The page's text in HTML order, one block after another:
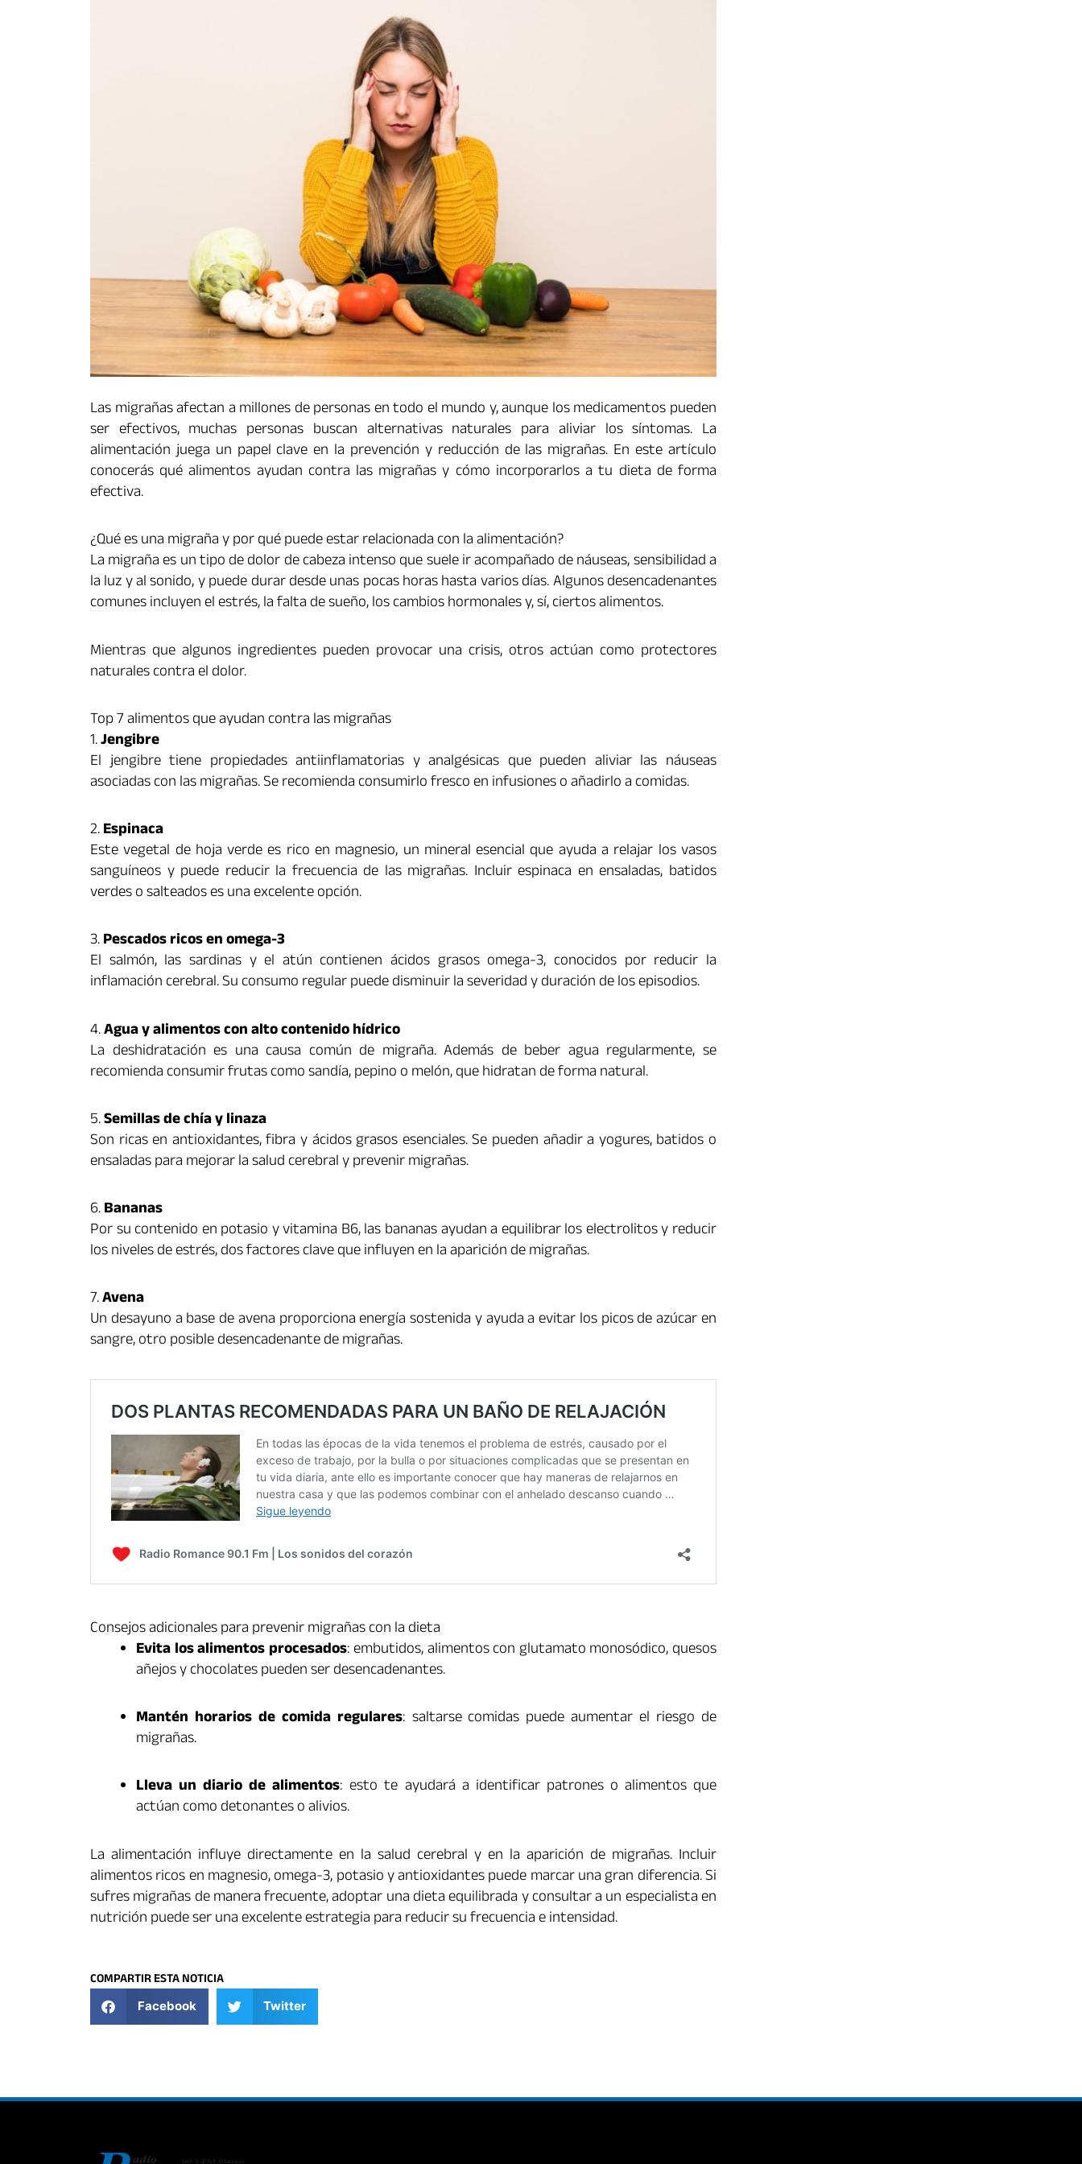
Las migrañas afectan a millones de personas en todo el mundo y, aunque los medicamentos pueden
ser efectivos, muchas personas buscan alternativas naturales para aliviar los síntomas. La
alimentación juega un papel clave en la prevención y reducción de las migrañas. En este artículo
conocerás qué alimentos ayudan contra las migrañas y cómo incorporarlos a tu dieta de forma
efectiva.
¿Qué es una migraña y por qué puede estar relacionada con la alimentación?
La migraña es un tipo de dolor de cabeza intenso que suele ir acompañado de náuseas, sensibilidad a
la luz y al sonido, y puede durar desde unas pocas horas hasta varios días. Algunos desencadenantes
comunes incluyen el estrés, la falta de sueño, los cambios hormonales y, sí, ciertos alimentos.
Mientras que algunos ingredientes pueden provocar una crisis, otros actúan como protectores
naturales contra el dolor.
Top 7 alimentos que ayudan contra las migrañas
1.Jengibre
El jengibre tiene propiedades antiinflamatorias y analgésicas que pueden aliviar las náuseas
asociadas con las migrañas. Se recomienda consumirlo fresco en infusiones o añadirlo a comidas.
2.Espinaca
Este vegetal de hoja verde es rico en magnesio, un mineral esencial que ayuda a relajar los vasos
sanguíneos y puede reducir la frecuencia de las migrañas. Incluir espinaca en ensaladas, batidos
verdes o salteados es una excelente opción.
3.Pescados ricos en omega-3
El salmón, las sardinas y el atún contienen ácidos grasos omega-3, conocidos por reducir la
inflamación cerebral. Su consumo regular puede disminuir la severidad y duración de los episodios.
4.Agua y alimentos con alto contenido hídrico
La deshidratación es una causa común de migraña. Además de beber agua regularmente, se
recomienda consumir frutas como sandía, pepino o melón, que hidratan de forma natural.
5.Semillas de chía y linaza
Son ricas en antioxidantes, fibra y ácidos grasos esenciales. Se pueden añadir a yogures, batidos o
ensaladas para mejorar la salud cerebral y prevenir migrañas.
6.Bananas
Por su contenido en potasio y vitamina B6, las bananas ayudan a equilibrar los electrolitos y reducir
los niveles de estrés, dos factores clave que influyen en la aparición de migrañas.
7.Avena
Un desayuno a base de avena proporciona energía sostenida y ayuda a evitar los picos de azúcar en
sangre, otro posible desencadenante de migrañas.
Consejos adicionales para prevenir migrañas con la dieta
Evita los alimentos procesados: embutidos, alimentos con glutamato monosódico, quesos
añejos y chocolates pueden ser desencadenantes.
Mantén horarios de comida regulares: saltarse comidas puede aumentar el riesgo de
migrañas.
Lleva un diario de alimentos: esto te ayudará a identificar patrones o alimentos que
actúan como detonantes o alivios.
La alimentación influye directamente en la salud cerebral y en la aparición de migrañas. Incluir
alimentos ricos en magnesio, omega-3, potasio y antioxidantes puede marcar una gran diferencia. Si
sufres migrañas de manera frecuente, adoptar una dieta equilibrada y consultar a un especialista en
nutrición puede ser una excelente estrategia para reducir su frecuencia e intensidad.
COMPARTIR ESTA NOTICIA
Facebook Twitter